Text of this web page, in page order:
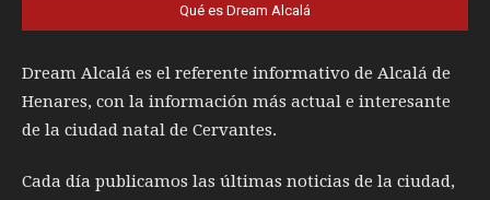
Qué es Dream Alcalá
Dream Alcalá es el referente informativo de Alcalá de
Henares, con la información más actual e interesante
de la ciudad natal de Cervantes.
Cada día publicamos las últimas noticias de la ciudad,